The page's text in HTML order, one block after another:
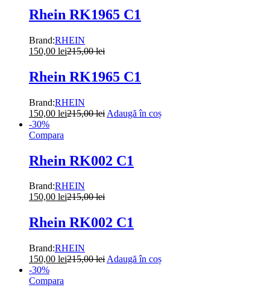
Rhein RK1965 C1
Brand:RHEIN
150,00 lei215,00lei
Rhein RK1965 C1
Brand:RHEIN
150,00 lei215,00lei Adaugă în coș
-30%
Compara
Rhein RK002 C1
Brand:RHEIN
150,00 lei215,00lei
Rhein RK002 C1
Brand:RHEIN
150,00 lei215,00lei Adaugă în coș
-30%
Compara